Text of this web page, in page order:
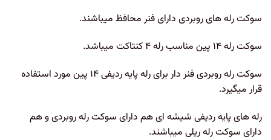
سوکت رله های روبردی دارای فنر محافظ میباشند.
سوکت رله ۱۴ پین مناسب رله ۴ کنتاکت میباشد.
سوکت رله روبردی فنر دار برای رله پایه ردیفی ۱۴ پین مورد استفاده
قرار میگیرد.
رله های پایه ردیفی شیشه ای هم دارای سوکت رله روبردی و هم
دارای سوکت رله ریلی میباشند.